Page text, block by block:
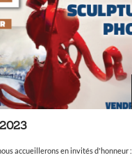
accueillerons en invités d'honneur :